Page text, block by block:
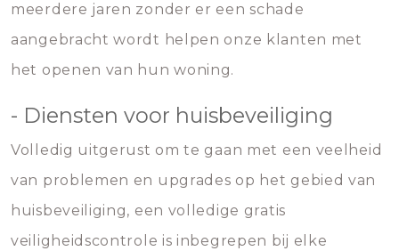
meerdere jaren zonder er een schade
aangebracht wordt helpen onze klanten met
het openen van hun woning.
- Diensten voor huisbeveiliging
Volledig uitgerust om te gaan met een veelheid
van problemen en upgrades op het gebied van
huisbeveiliging, een volledige gratis
veiligheidscontrole is inbegrepen bij elke